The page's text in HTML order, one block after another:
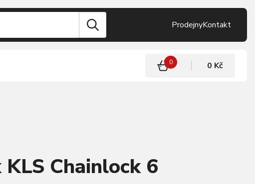
ProdejnyKontakt
0 0 Kč
KLS Chainlock 6